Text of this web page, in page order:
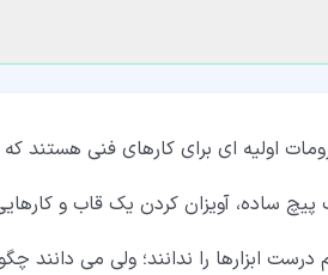
اولیه ای برای کارهای فنی هستند
ساده، آویزان کردن یک قاب و
ابزارها را ندانند؛ ولی می دانند